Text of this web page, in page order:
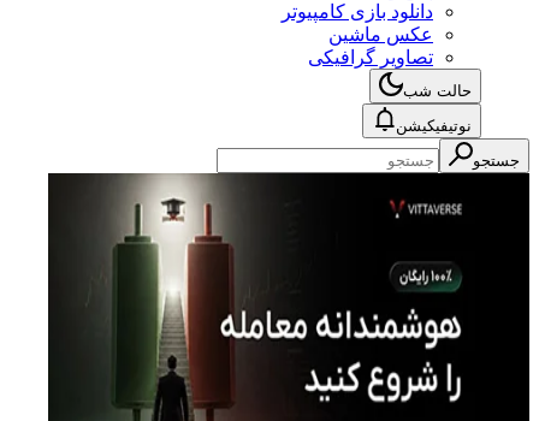
دانلود بازی کامپیوتر
عکس ماشین
تصاویر گرافیکی
حالت شب
نوتیفیکیشن
جستجو